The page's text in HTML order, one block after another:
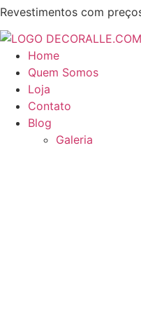
Ir
o
conteúdo
Revestimentos com
Home
Quem Somos
Loja
Contato
Blog
Galeria